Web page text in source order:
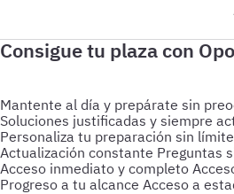
Mantente al día y prepárate sin
Soluciones justificadas y siempre
Personaliza tu preparación sin
Actualización constante Preguntas
Acceso inmediato y completo
Progreso a tu alcance Acceso a